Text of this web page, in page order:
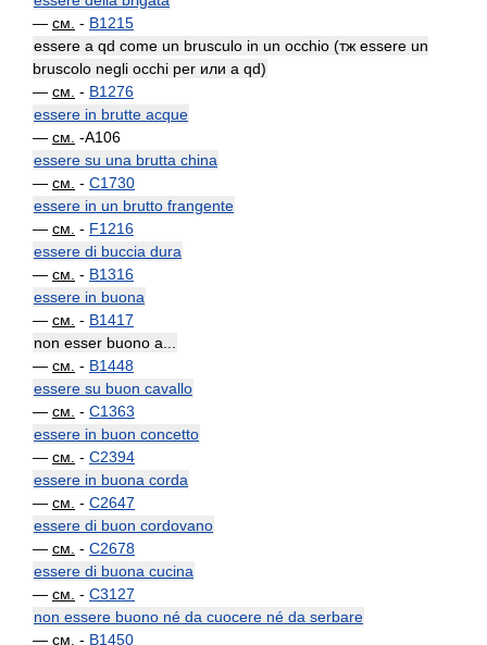
— см. - B1215
essere a qd come un brusculo in un occhio (тж essere un
bruscolo negli occhi per или a qd)
— см. - B1276
essere in brutte acque
— см. -A106
essere su una brutta china
— см. - C1730
essere in un brutto frangente
— см. - F1216
essere di buccia dura
— см. - B1316
essere in buona
— см. - B1417
non esser buono a...
— см. - B1448
essere su buon cavallo
— см. - C1363
essere in buon concetto
— см. - C2394
essere in buona corda
— см. - C2647
essere di buon cordovano
— см. - C2678
essere di buona cucina
— см. - C3127
non essere buono né da cuocere né da serbare
— см. - B1450